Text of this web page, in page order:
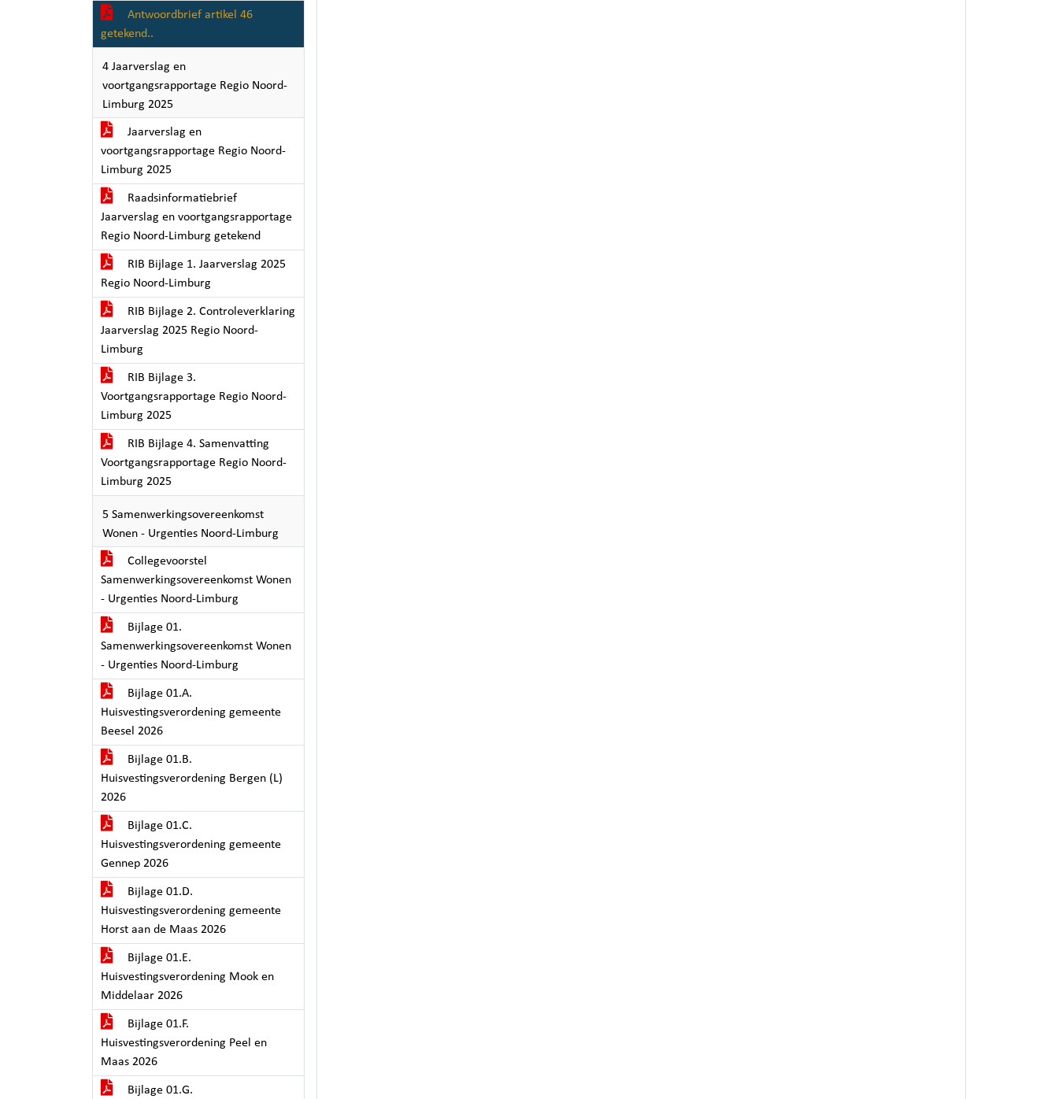
Antwoordbrief artikel 46
getekend..
4 Jaarverslag en
voortgangsrapportage Regio Noord-
Limburg 2025
Jaarverslag en
voortgangsrapportage Regio Noord-
Limburg 2025
Raadsinformatiebrief
Jaarverslag en voortgangsrapportage
Regio Noord-Limburg getekend
RIB Bijlage 1. Jaarverslag 2025
Regio Noord-Limburg
RIB Bijlage 2. Controleverklaring
Jaarverslag 2025 Regio Noord-
Limburg
RIB Bijlage 3.
Voortgangsrapportage Regio Noord-
Limburg 2025
RIB Bijlage 4. Samenvatting
Voortgangsrapportage Regio Noord-
Limburg 2025
5 Samenwerkingsovereenkomst
Wonen - Urgenties Noord-Limburg
Collegevoorstel
Samenwerkingsovereenkomst Wonen
- Urgenties Noord-Limburg
Bijlage 01.
Samenwerkingsovereenkomst Wonen
- Urgenties Noord-Limburg
Bijlage 01.A.
Huisvestingsverordening gemeente
Beesel 2026
Bijlage 01.B.
Huisvestingsverordening Bergen (L)
2026
Bijlage 01.C.
Huisvestingsverordening gemeente
Gennep 2026
Bijlage 01.D.
Huisvestingsverordening gemeente
Horst aan de Maas 2026
Bijlage 01.E.
Huisvestingsverordening Mook en
Middelaar 2026
Bijlage 01.F.
Huisvestingsverordening Peel en
Maas 2026
Bijlage 01.G.